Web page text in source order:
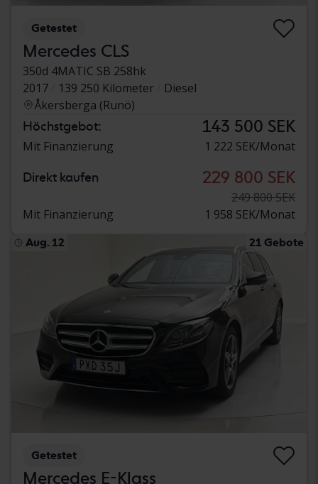
Getestet
Mercedes CLS
350d 4MATIC SB 258hk
2017
139 250 Kilometer
Diesel
Åkersberga (Runö)
Höchstgebot: 143 500 SEK
Mit Finanzierung 1 222 SEK/Monat
Direkt kaufen 229 800 SEK
249 800 SEK
Mit Finanzierung
1 958 SEK/Monat
Aug. 12 21 Gebote
Getestet
Mercedes E-Klass